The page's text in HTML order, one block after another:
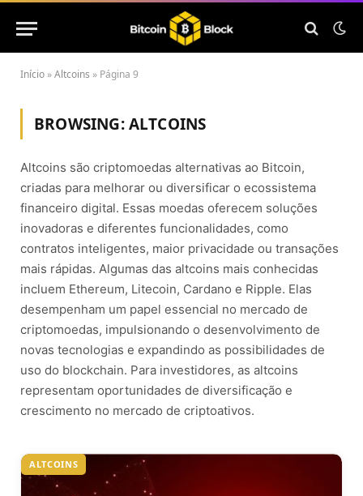
Início »Altcoins » Página 9
BROWSING:ALTCOINS
Altcoins são criptomoedas alternativas ao Bitcoin,
criadas para melhorar ou diversificar o ecossistema
financeiro digital. Essas moedas oferecem soluções
inovadoras e diferentes funcionalidades, como
contratos inteligentes, maior privacidade ou transações
mais rápidas. Algumas das altcoins mais conhecidas
incluem Ethereum, Litecoin, Cardano e Ripple. Elas
desempenham um papel essencial no mercado de
criptomoedas, impulsionando o desenvolvimento de
novas tecnologias e expandindo as possibilidades de
uso do blockchain. Para investidores, as altcoins
representam oportunidades de diversificação e
crescimento no mercado de criptoativos.
ALTCOINS